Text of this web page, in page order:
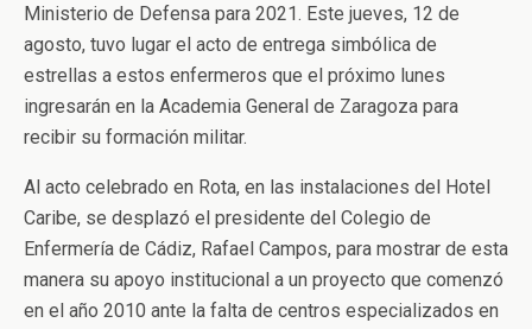
Ministerio de Defensa para 2021. Este jueves, 12 de
agosto, tuvo lugar el acto de entrega simbólica de
estrellas a estos enfermeros que el próximo lunes
ingresarán en la Academia General de Zaragoza para
recibir su formación militar.
Al acto celebrado en Rota, en las instalaciones del Hotel
Caribe, se desplazó el presidente del Colegio de
Enfermería de Cádiz, Rafael Campos, para mostrar de esta
manera su apoyo institucional a un proyecto que comenzó
en el año 2010 ante la falta de centros especializados en